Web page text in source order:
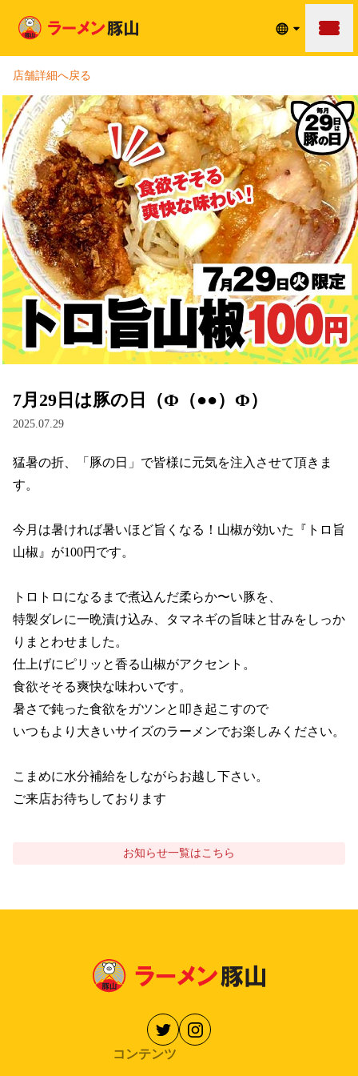
メニ
店舗詳細へ戻る
7月29日は豚の日（Ф（●●）Ф）
2025.07.29
猛暑の折、「豚の日」で皆様に元気を注入させて頂きま
す。
今月は暑ければ暑いほど旨くなる！山椒が効いた『トロ旨
山椒』が100円です。
トロトロになるまで煮込んだ柔らか〜い豚を、
特製ダレに一晩漬け込み、タマネギの旨味と甘みをしっか
りまとわせました。
仕上げにピリッと香る山椒がアクセント。
食欲そそる爽快な味わいです。
暑さで鈍った食欲をガツンと叩き起こすので
いつもより大きいサイズのラーメンでお楽しみください。
こまめに水分補給をしながらお越し下さい。
ご来店お待ちしております
お知らせ一覧はこちら
コンテンツ